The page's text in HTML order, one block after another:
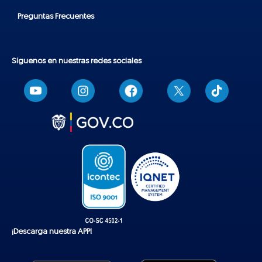
Preguntas Frecuentes
Síguenos en nuestras redes sociales
T
i
k
¡Descarga nuestra APP!